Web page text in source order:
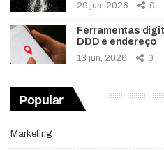
29 jun, 2026 0
Ferramentas
DDD e endereço
13 jun, 2026 0
Popular
Marketing